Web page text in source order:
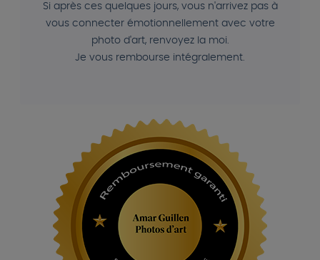
Si après ces quelques jours, vous n'arrivez pas à
vous connecter émotionnellement avec votre
photo d'art, renvoyez la moi.
Je vous rembourse intégralement.